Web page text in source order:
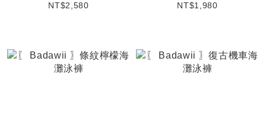
NT$2,580
NT$1,980